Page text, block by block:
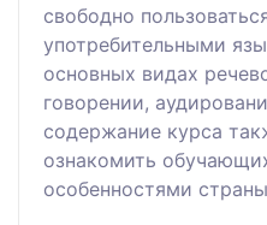
свободно
употребительными
основных видах
говорении,
содержание курса
ознакомить
особенностями